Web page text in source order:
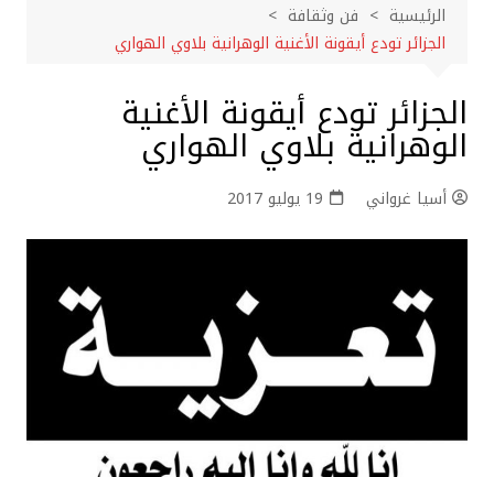
الرئيسية
فن وثقافة
الجزائر تودع أيقونة الأغنية الوهرانية بلاوي الهواري
الجزائر تودع أيقونة الأغنية
الوهرانية بلاوي الهواري
أسيا غرواني 19 يوليو 2017